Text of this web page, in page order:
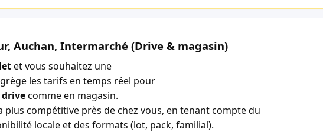
Auchan, Intermarché (Drive & magasin)
et vous souhaitez une
les tarifs en temps réel pour
drivecomme en magasin.
plus compétitive près de chez vous, en tenant compte du
locale et des formats (lot, pack, familial).